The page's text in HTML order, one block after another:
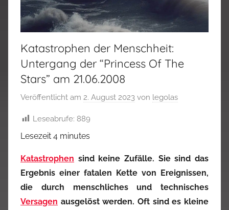
Katastrophen der Menschheit:
Untergang der “Princess Of The
Stars” am 21.06.2008
Veröffentlicht am 2. August 2023 von legolas
Leseabrufe: 889
Lesezeit 4 minutes
Katastrophen sind keine Zufälle. Sie sind das
Ergebnis einer fatalen Kette von Ereignissen,
die durch menschliches und technisches
Versagen ausgelöst werden. Oft sind es kleine